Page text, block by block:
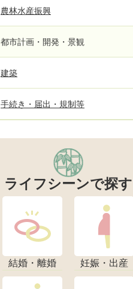
農林水産振興
都市計画・開発・景観
建築
手続き・届出・規制等
ライフシーンで探す
結婚・離婚 妊娠・出産